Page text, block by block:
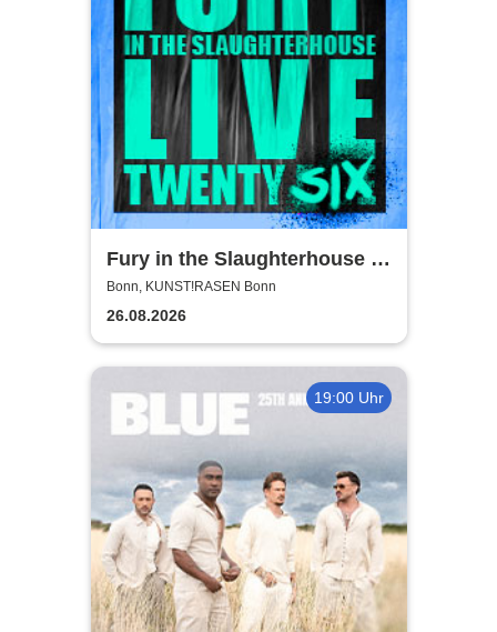
Fury in the Slaughterhouse -
Fury Live Twenty Six
Bonn, KUNST!RASEN Bonn
26.08.2026
19:00 Uhr